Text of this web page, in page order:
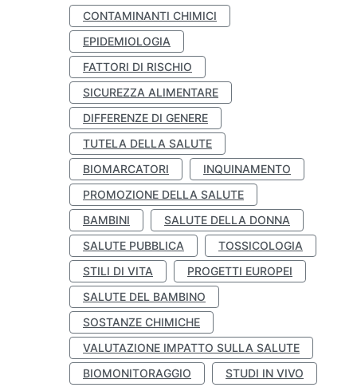
CONTAMINANTI CHIMICI
EPIDEMIOLOGIA
FATTORI DI RISCHIO
SICUREZZA ALIMENTARE
DIFFERENZE DI GENERE
TUTELA DELLA SALUTE
BIOMARCATORI
INQUINAMENTO
PROMOZIONE DELLA SALUTE
BAMBINI
SALUTE DELLA DONNA
SALUTE PUBBLICA
TOSSICOLOGIA
STILI DI VITA
PROGETTI EUROPEI
SALUTE DEL BAMBINO
SOSTANZE CHIMICHE
VALUTAZIONE IMPATTO SULLA SALUTE
BIOMONITORAGGIO
STUDI IN VIVO